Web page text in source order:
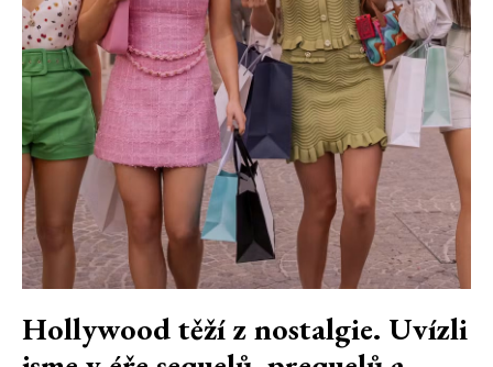
Hollywood těží z nostalgie. Uvízli